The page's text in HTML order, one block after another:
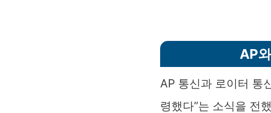
AP
AP 통신과 로이터 통
령했다”는 소식을 전